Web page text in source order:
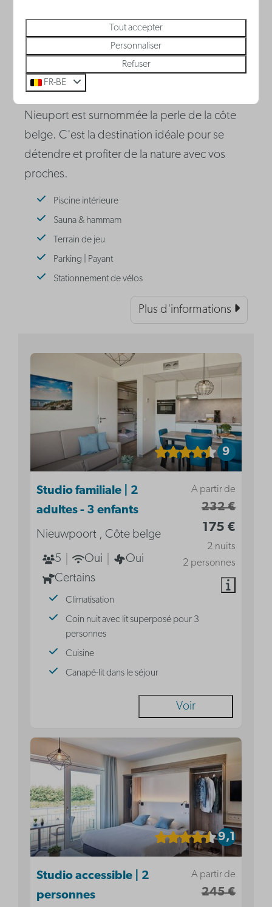
Nieuport est surnommée la perle de la côte
belge. C'est la destination idéale pour se
détendre et profiter de la nature avec vos
proches.
Piscine intérieure
Sauna & hammam
Terrain de jeu
Parking | Payant
Stationnement de vélos
Plus d'informations
9
A partir de
232 €
175 €
2 nuits
2 personnes
Studio familiale | 2
adultes - 3 enfants
Nieuwpoort , Côte belge
5
Oui
Oui
Certains
Climatisation
Coin nuit avec lit superposé pour 3
personnes
Cuisine
Canapé-lit dans le séjour
Voir
9,1
A partir de
245 €
Studio accessible | 2
personnes
Tout accepter
Personnaliser
Refuser
FR-BE